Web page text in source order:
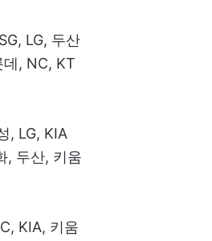
LG, 두산
데, NC, KT
, LG, KIA
, 두산, 키움
KIA, 키움